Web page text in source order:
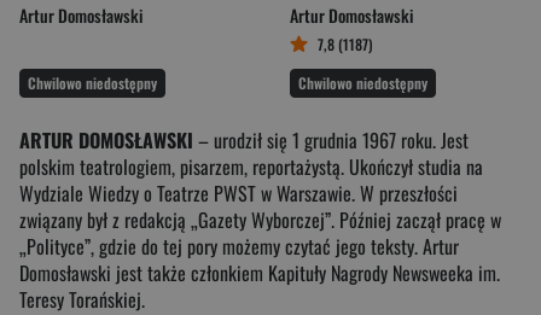
Artur Domosławski
Chwilowo niedostępny
Artur Domosławski
7,8 (1187)
Chwilowo niedostępny
ARTUR DOMOSŁAWSKI – urodził się 1 grudnia 1967 roku. Jest
polskim teatrologiem, pisarzem, reportażystą. Ukończył studia na
Wydziale Wiedzy o Teatrze PWST w Warszawie. W przeszłości
związany był z redakcją „Gazety Wyborczej”. Później zaczął pracę w
„Polityce”, gdzie do tej pory możemy czytać jego teksty. Artur
Domosławski jest także członkiem Kapituły Nagrody Newsweeka im.
Teresy Torańskiej.